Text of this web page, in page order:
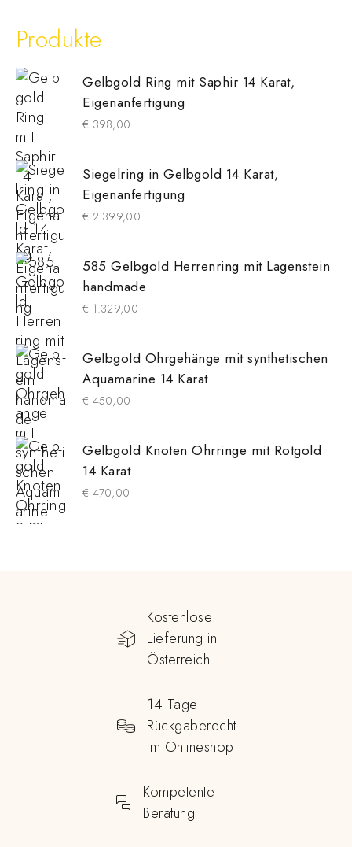
Produkte
Gelbgold Ring mit Saphir 14 Karat,
Eigenanfertigung
€ 398,00
Siegelring in Gelbgold 14 Karat,
Eigenanfertigung
€ 2.399,00
585 Gelbgold Herrenring mit Lagenstein
handmade
€ 1.329,00
Gelbgold Ohrgehänge mit synthetischen
Aquamarine 14 Karat
€ 450,00
Gelbgold Knoten Ohrringe mit Rotgold
14 Karat
€ 470,00
Kostenlose
Lieferung in
Österreich
14 Tage
Rückgaberecht
im Onlineshop
Kompetente
Beratung